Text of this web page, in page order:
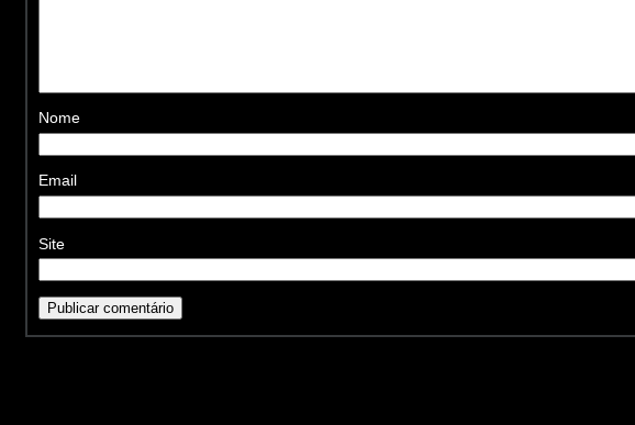
Nome
Email
Site